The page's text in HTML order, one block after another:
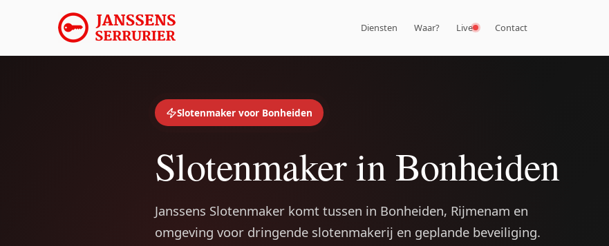
Diensten Waar? Live Contact
Slotenmaker voor Bonheiden
Slotenmaker in Bonheiden
Janssens Slotenmaker komt tussen in Bonheiden, Rijmenam en
omgeving voor dringende slotenmakerij en geplande beveiliging.